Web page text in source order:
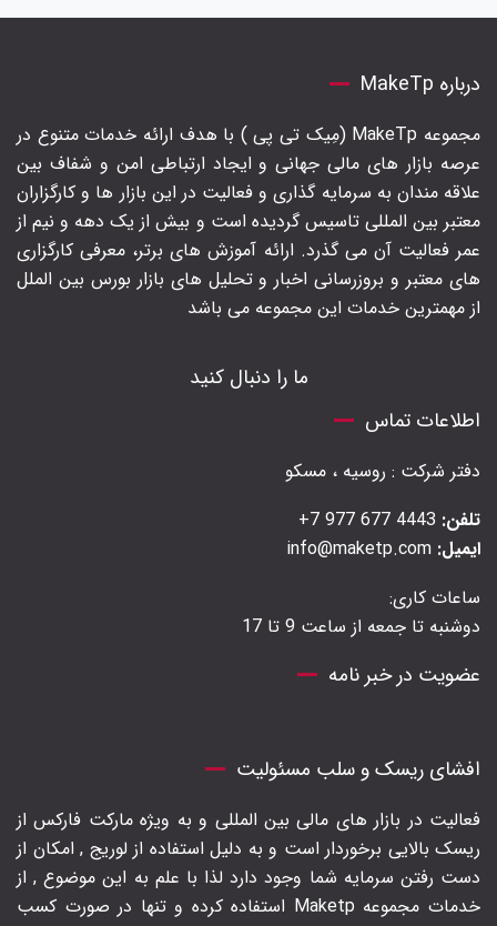
درباره MakeTp
مجموعه MakeTp (مِیک تی پی ) با هدف ارائه خدمات متنوع در
عرصه بازار های مالی جهانی و ایجاد ارتباطی امن و شفاف بین
علاقه مندان به سرمایه گذاری و فعالیت در این بازار ها و کارگزاران
معتبر بین المللی تاسیس گردیده است و بیش از یک دهه و نیم از
عمر فعالیت آن می گذرد. ارائه آموزش های برتر‍، معرفی کارگزاری
های معتبر و بروزرسانی اخبار و تحلیل های بازار بورس بین الملل
از مهمترین خدمات این مجموعه می باشد
ما را دنبال کنید
اطلاعات تماس
دفتر شرکت : روسیه ، مسکو
تلفن:
ایمیل:
ساعات کاری:
دوشنبه تا جمعه از ساعت 9 تا 17
عضویت در خبر نامه
افشای ریسک و سلب مسئولیت
فعالیت در بازار های مالی بین المللی و به ویژه مارکت فارکس از
ریسک بالایی برخوردار است و به دلیل استفاده از لوریج , امکان از
دست رفتن سرمایه شما وجود دارد لذا با علم به این موضوع , از
خدمات مجموعه Maketp استفاده کرده و تنها در صورت کسب